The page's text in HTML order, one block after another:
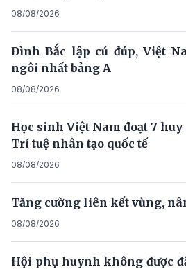
08/08/2026
Đình Bắc lập cú đúp, Việt
ngôi nhất bảng A
08/08/2026
Học sinh Việt Nam đoạt 7
Trí tuệ nhân tạo quốc tế
08/08/2026
Tăng cường liên kết vùng,
08/08/2026
Hội phụ huynh không được